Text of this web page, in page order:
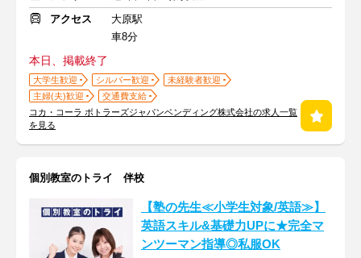
アクセス
大原駅
車8分
本日、掲載終了
大学生歓迎 シルバー歓迎
未経験者歓迎
主婦(夫)歓迎
交通費支給
コカ・コーラ ボトラーズジャパンベンディング株式会社の求人一覧
を見る
個別教室のトライ 伴校
【塾の先生≪小学生対象/英語≫】
英語スキル&基礎力UPに★完全マ
ンツーマン指導◎私服OK